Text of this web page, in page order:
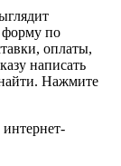
форму по
оплаты,
написать
Нажмите